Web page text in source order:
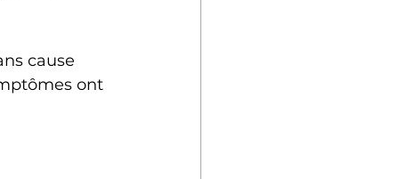
cause
ont